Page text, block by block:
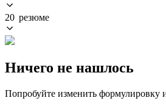
20 резюме
Ничего не нашлось
Попробуйте изменить формулировку